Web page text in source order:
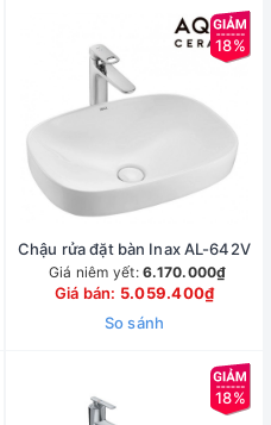
18%
Chậu rửa đặt bàn Inax AL-642V
Giá niêm yết: 6.170.000₫
Giá bán: 5.059.400₫
So sánh
18%